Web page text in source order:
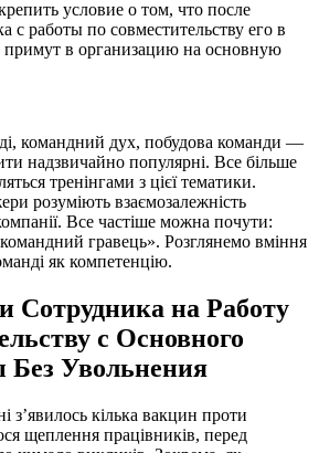
условие о том, что после
с работы по совместительству его в
примут в организацию на основную
командний дух, побудова команди —
надзвичайно популярні. Все більше
тренінгами з цієї тематики.
розуміють взаємозалежність
Все частіше можна почути:
гравець». Розглянемо вміння
як компетенцію.
Сотрудника на Работу
с Основного
Без Увольнения
з’явилось кілька вакцин проти
щеплення працівників, перед